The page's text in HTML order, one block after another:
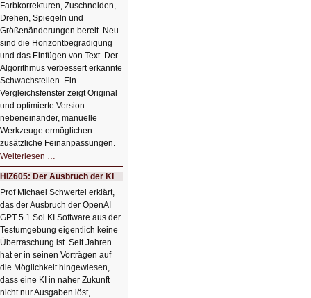
Farbkorrekturen, Zuschneiden,
Drehen, Spiegeln und
Größenänderungen bereit. Neu
sind die Horizontbegradigung
und das Einfügen von Text. Der
Algorithmus verbessert erkannte
Schwachstellen. Ein
Vergleichsfenster zeigt Original
und optimierte Version
nebeneinander, manuelle
Werkzeuge ermöglichen
zusätzliche Feinanpassungen.
Weiterlesen …
Bildverschönerung
mit
einem
Klick
HIZ606:
Bildverschönerung
mit
einem
Klick
HIZ605: Der Ausbruch der KI
Prof Michael Schwertel erklärt,
das der Ausbruch der OpenAI
GPT 5.1 Sol KI Software aus der
Testumgebung eigentlich keine
Überraschung ist. Seit Jahren
hat er in seinen Vorträgen auf
die Möglichkeit hingewiesen,
dass eine KI in naher Zukunft
nicht nur Ausgaben löst,